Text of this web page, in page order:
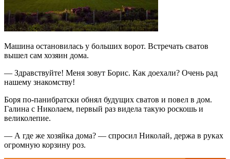
Машина остановилась у больших ворот. Встречать сватов
вышел сам хозяин дома.
— Здравствуйте! Меня зовут Борис. Как доехали? Очень рад
нашему знакомству!
Боря по-панибратски обнял будущих сватов и повел в дом.
Галина с Николаем, первый раз видела такую роскошь и
великолепие.
— А где же хозяйка дома? — спросил Николай, держа в руках
огромную корзину роз.